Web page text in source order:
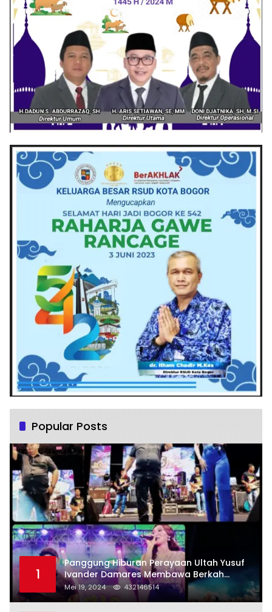
Popular Posts
1
Panggung Hiburan Perayaan Ultah Yusuf
Ivander Damares Membawa Berkah
Warga Kejapanan
Mei 19, 2024 432146514